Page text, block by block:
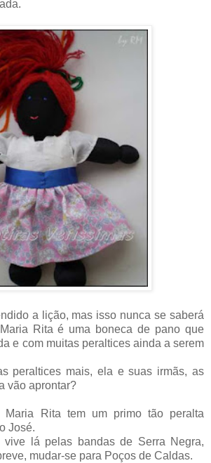
a lição, mas isso nunca se saberá
Rita é uma boneca de pano que
e com muitas peraltices ainda a serem
peraltices mais, ela e suas irmãs, as
vão aprontar?
Rita tem um primo tão peralta
José.
vive lá pelas bandas de Serra Negra,
mudar-se para Poços de Caldas.